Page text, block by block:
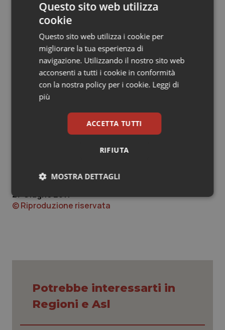
facilitata dal consolidamento della rete “Sole” (Sanità
on line), l'infrastruttura telematica che mette in
contatto medici e pediatri di famiglia con specialisti e
strutture delle Aziende sanitarie per lo scambio di
documentazione sanitaria, come prescrizioni e referti,
ovviamente nel rispetto della privacy.
Ora, dopo l'approvazione del Piano regionale, le
Aziende Usl, assieme alle Aziende Ospedaliere e agli
Irccs dei territori di riferimento, hanno tempo 60 giorni
per elaborare i Programmi attuativi aziendali,
preventivamente concordati con le Conferenze
territoriali sociali e sanitarie, le quali, a loro volta, li
avranno condivisi con le parti sociali e le
27 Giugno 2011
© Riproduzione riservata
Potrebbe interessarti in
Regioni e Asl
Questo sito web utilizza
cookie
Questo sito web utilizza i cookie per
migliorare la tua esperienza di
navigazione. Utilizzando il nostro sito web
acconsenti a tutti i cookie in conformità
con la nostra policy per i cookie. Leggi di
più
ACCETTA TUTTI
RIFIUTA
MOSTRA DETTAGLI
Necessari Statistici Marketing
I cookie necessari contribuiscono a rendere fruibile il
navigazione sulle pagine e l'accesso alle aree
protette del sito. Il sito web non è in grado di